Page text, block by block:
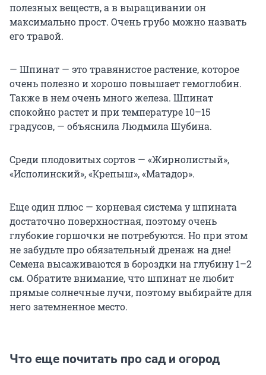
полезных веществ, а в выращивании он
максимально прост. Очень грубо можно назвать
его травой.
— Шпинат — это травянистое растение, которое
очень полезно и хорошо повышает гемоглобин.
Также в нем очень много железа. Шпинат
спокойно растет и при температуре 10–15
градусов, — объяснила Людмила Шубина.
Среди плодовитых сортов — «Жирнолистый»,
«Исполинский», «Крепыш», «Матадор».
Еще один плюс — корневая система у шпината
достаточно поверхностная, поэтому очень
глубокие горшочки не потребуются. Но при этом
не забудьте про обязательный дренаж на дне!
Семена высаживаются в бороздки на глубину 1–2
см. Обратите внимание, что шпинат не любит
прямые солнечные лучи, поэтому выбирайте для
него затемненное место.
Что еще почитать про сад и огород